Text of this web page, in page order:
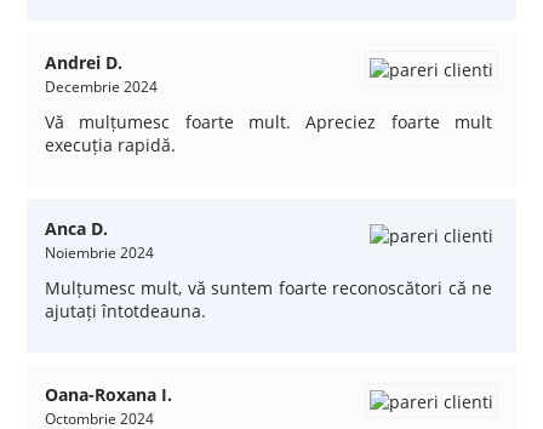
Andrei D.
Decembrie 2024
Vă mulțumesc foarte mult. Apreciez foarte mult
execuția rapidă.
Anca D.
Noiembrie 2024
Mulțumesc mult, vă suntem foarte reconoscători că ne
ajutați întotdeauna.
Oana-Roxana I.
Octombrie 2024